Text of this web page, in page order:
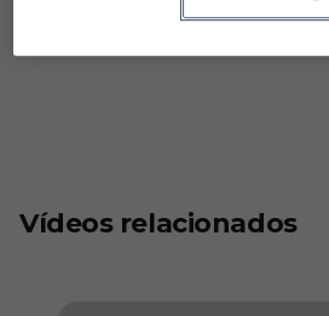
Vídeos relacionados